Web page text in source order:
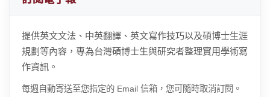
提供英文文法、中英翻譯、英文寫作技巧以及碩博士生涯
規劃等內容，專為台灣碩博士生與研究者整理實用學術寫
作資訊。
每週自動寄送至您指定的 Email 信箱，您可隨時取消訂閱。